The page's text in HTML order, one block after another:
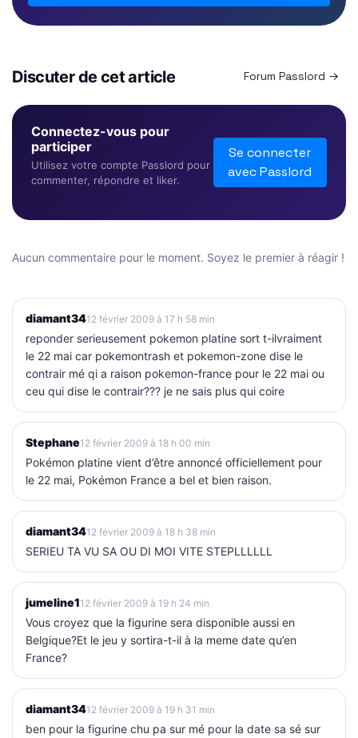
Discuter de cet article Forum Passlord →
Connectez-vous pour
participer
Utilisez votre compte Passlord pour
commenter, répondre et liker.
Se connecter
avec Passlord
Aucun commentaire pour le moment. Soyez le premier à réagir !
diamant3412 février 2009 à 17 h 58 min
reponder serieusement pokemon platine sort t-ilvraiment
le 22 mai car pokemontrash et pokemon-zone dise le
contrair mé qi a raison pokemon-france pour le 22 mai ou
ceu qui dise le contrair??? je ne sais plus qui coire
Stephane12 février 2009 à 18 h 00 min
Pokémon platine vient d’être annoncé officiellement pour
le 22 mai, Pokémon France a bel et bien raison.
diamant3412 février 2009 à 18 h 38 min
SERIEU TA VU SA OU DI MOI VITE STEPLLLLLL
jumeline112 février 2009 à 19 h 24 min
Vous croyez que la figurine sera disponible aussi en
Belgique?Et le jeu y sortira-t-il à la meme date qu’en
France?
diamant3412 février 2009 à 19 h 31 min
ben pour la figurine chu pa sur mé pour la date sa sé sur